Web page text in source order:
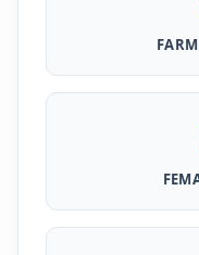
है पुरे 50 हजार तक
Airtel
अब एयरटेल पेमेंट
लोन, अभी ऐसे आपके
Flipkart Loan
किसी झंझट से
लोन, सिर्फ PAN